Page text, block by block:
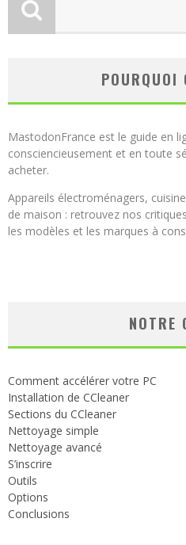
POURQUOI
MastodonFrance est le guide en
consciencieusement et en toute
acheter.
Appareils électroménagers,
de maison : retrouvez nos
les modèles et les marques à
NOTRE
Comment accélérer votre PC
Installation de CCleaner
Sections du CCleaner
Nettoyage simple
Nettoyage avancé
S’inscrire
Outils
Options
Conclusions